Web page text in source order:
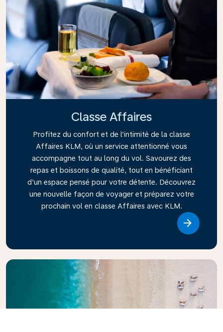
Classe Affaires
Profitez du confort et de l’intimité de la classe
Affaires KLM, où un service attentionné vous
accompagne tout au long du vol. Savourez des
repas et boissons de qualité, tout en bénéficiant
d’un espace pensé pour votre détente. Découvrez
une nouvelle façon de voyager et préparez votre
prochain vol en classe Affaires avec KLM.